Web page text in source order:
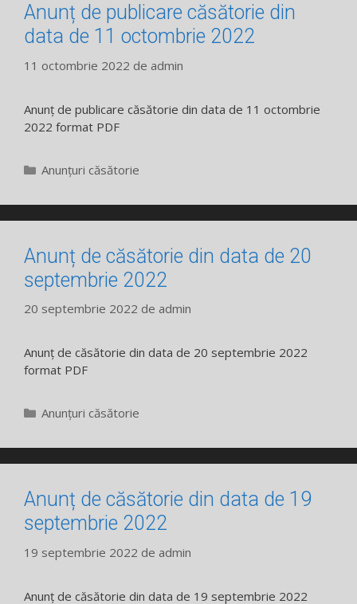
Anunț de publicare căsătorie din
data de 11 octombrie 2022
11 octombrie 2022 de admin
Anunț de publicare căsătorie din data de 11 octombrie
2022 format PDF
Categorii
Anunțuri căsătorie
Anunț de căsătorie din data de 20
septembrie 2022
20 septembrie 2022 de admin
Anunț de căsătorie din data de 20 septembrie 2022
format PDF
Categorii
Anunțuri căsătorie
Anunț de căsătorie din data de 19
septembrie 2022
19 septembrie 2022 de admin
Anunț de căsătorie din data de 19 septembrie 2022